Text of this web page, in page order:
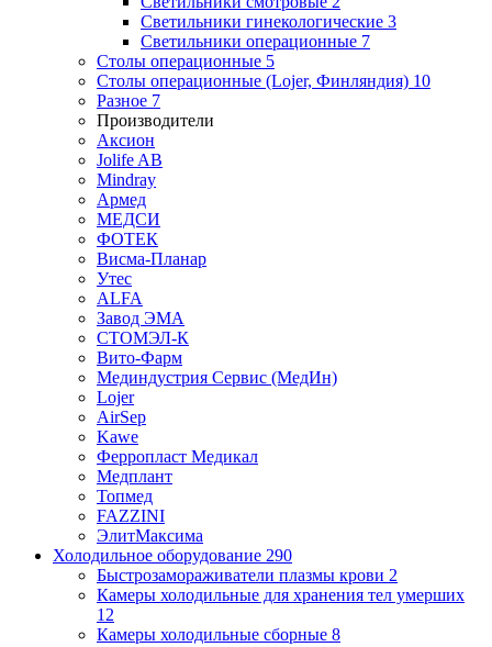
Светильники гинекологические 3
Светильники операционные 7
Столы операционные 5
Столы операционные (Lojer, Финляндия) 10
Разное 7
Производители
Аксион
Jolife AB
Mindray
Армед
МЕДСИ
ФОТЕК
Висма-Планар
Утес
ALFA
Завод ЭМА
СТОМЭЛ-К
Вито-Фарм
Мединдустрия Сервис (МедИн)
Lojer
AirSep
Kawe
Ферропласт Медикал
Медплант
Топмед
FAZZINI
ЭлитМаксима
Холодильное оборудование 290
Быстрозамораживатели плазмы крови 2
Камеры холодильные для хранения тел умерших
12
Камеры холодильные сборные 8